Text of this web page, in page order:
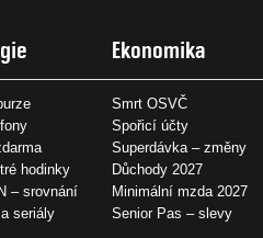
hodinky
– srovnání
seriály
Ekonomika
Smrt OSVČ
Spořicí účty
Superdávka – změny
Důchody 2027
Minimální mzda 2027
Senior Pas – slevy